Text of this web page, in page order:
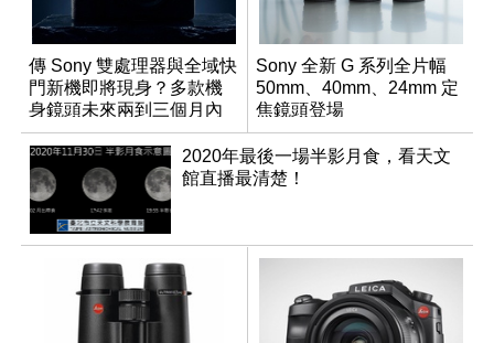
傳 Sony 雙處理器與全域快
門新機即將現身？多款機
身鏡頭未來兩到三個月內
有望登場
Sony 全新 G 系列全片幅
50mm、40mm、24mm 定
焦鏡頭登場
2020年最後一場半影月食，看天文
館直播最清楚！